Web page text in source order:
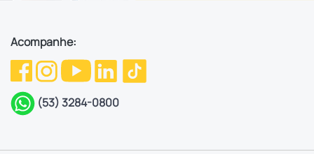
Acompanhe:
(53) 3284-0800